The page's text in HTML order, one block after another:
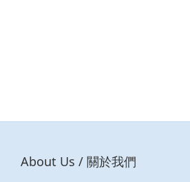
About Us / 關於我們